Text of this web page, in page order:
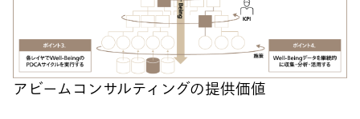
アビームコンサルティングの提供価値